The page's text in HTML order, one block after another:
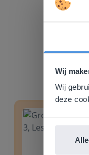
Wij
Wij
deze
Groep 8, Blok 9,